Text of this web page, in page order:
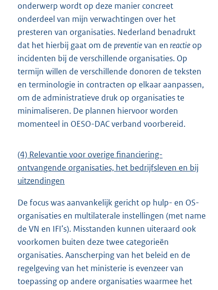
onderwerp wordt op deze manier concreet
onderdeel van mijn verwachtingen over het
presteren van organisaties. Nederland benadrukt
dat het hierbij gaat om de preventievan en reactie op
incidenten bij de verschillende organisaties. Op
termijn willen de verschillende donoren de teksten
en terminologie in contracten op elkaar aanpassen,
om de administratieve druk op organisaties te
minimaliseren. De plannen hiervoor worden
momenteel in OESO-DAC verband voorbereid.
(4) Relevantie voor overige financiering-
ontvangende organisaties, het bedrijfsleven en bij
uitzendingen
De focus was aanvankelijk gericht op hulp- en OS-
organisaties en multilaterale instellingen (met name
de VN en IFI’s). Misstanden kunnen uiteraard ook
voorkomen buiten deze twee categorieën
organisaties. Aanscherping van het beleid en de
regelgeving van het ministerie is evenzeer van
toepassing op andere organisaties waarmee het